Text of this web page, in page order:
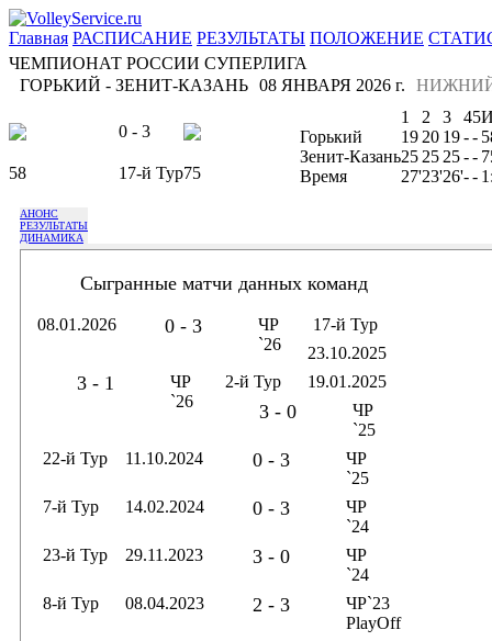
Главная РАСПИСАНИЕ РЕЗУЛЬТАТЫ ПОЛОЖЕНИЕ
ЧЕМПИОНАТ РОССИИ СУПЕРЛИГА
ГОРЬКИЙ - ЗЕНИТ-КАЗАНЬ 08 ЯНВАРЯ 2026 г.
0 - 3
58 17-й Тур75
1 2 3 45
Горький
19 20 19--
Зенит-Казань25 25 25--
Время
27'23'26'--
АНОНС
РЕЗУЛЬТАТЫ
ДИНАМИКА
Сыгранные матчи данных команд
08.01.2026 0 - 3
ЧР
`26
17-й Тур
23.10.2025
3 - 1
ЧР
`26
2-й Тур 19.01.2025
3 - 0
ЧР
`25
22-й Тур
11.10.2024 0 - 3
ЧР
`25
7-й Тур
14.02.2024 0 - 3
ЧР
`24
23-й Тур
29.11.2023 3 - 0
ЧР
`24
8-й Тур
08.04.2023 2 - 3
ЧР`23
PlayOff